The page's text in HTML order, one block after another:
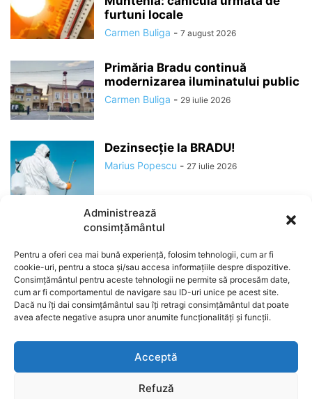
Administrează
consimțământul
Pentru a oferi cea mai bună experiență, folosim tehnologii, cum ar fi
cookie-uri, pentru a stoca și/sau accesa informațiile despre dispozitive.
Consimțământul pentru aceste tehnologii ne permite să procesăm date,
cum ar fi comportamentul de navigare sau ID-uri unice pe acest site.
Dacă nu îți dai consimțământul sau îți retragi consimțământul dat poate
avea afecte negative asupra unor anumite funcționalități și funcții.
Acceptă
Refuză
furtuni locale
Carmen Buliga - 7 august 2026
Primăria Bradu continuă
modernizarea iluminatului public
Carmen Buliga - 29 iulie 2026
Dezinsecție la BRADU!
Marius Popescu - 27 iulie 2026